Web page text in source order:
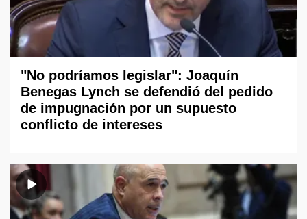
"No podríamos legislar": Joaquín
Benegas Lynch se defendió del pedido
de impugnación por un supuesto
conflicto de intereses